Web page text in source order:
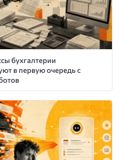
бухгалтерии
в первую очередь с